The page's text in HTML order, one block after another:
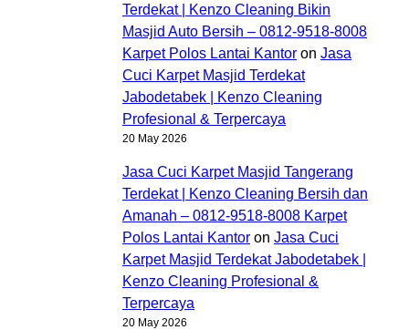
Terdekat | Kenzo Cleaning Bikin
Masjid Auto Bersih – 0812-9518-8008
Karpet Polos Lantai Kantor on Jasa
Cuci Karpet Masjid Terdekat
Jabodetabek | Kenzo Cleaning
Profesional & Terpercaya
20 May 2026
Jasa Cuci Karpet Masjid Tangerang
Terdekat | Kenzo Cleaning Bersih dan
Amanah – 0812-9518-8008 Karpet
Polos Lantai Kantor on Jasa Cuci
Karpet Masjid Terdekat Jabodetabek |
Kenzo Cleaning Profesional &
Terpercaya
20 May 2026